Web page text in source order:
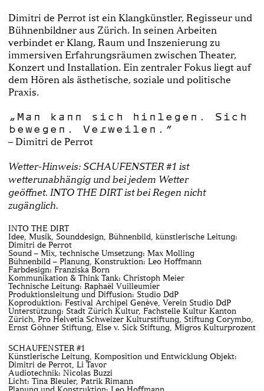
Dimitri de Perrot ist ein Klangkünstler, Regisseur und
Bühnenbildner aus Zürich. In seinen Arbeiten
verbindet er Klang, Raum und Inszenierung zu
immersiven Erfahrungsräumen zwischen Theater,
Konzert und Installation. Ein zentraler Fokus liegt auf
dem Hören als ästhetische, soziale und politische
Praxis.
„Man kann sich hinlegen. Sich
bewegen. Verweilen.“
– Dimitri de Perrot
Wetter-Hinweis: SCHAUFENSTER #1 ist
wetterunabhängig und bei jedem Wetter
geöffnet. INTO THE DIRT ist bei Regen nicht
zugänglich.
INTO THE DIRT
Idee, Musik, Sounddesign, Bühnenbild, künstlerische Leitung:
Dimitri de Perrot
Sound – Mix, technische Umsetzung: Max Molling
Bühnenbild – Planung, Konstruktion: Leo Hoffmann
Farbdesign: Franziska Born
Kommunikation & Think Tank: Christoph Meier
Technische Leitung: Raphaël Vuilleumier
Produktionsleitung und Diffusion: Studio DdP
Koproduktion: Festival Archipel Genève, Verein Studio DdP
Unterstützung: Stadt Zürich Kultur, Fachstelle Kultur Kanton
Zürich, Pro Helvetia Schweizer Kulturstiftung, Stiftung Corymbo,
Ernst Göhner Stiftung, Else v. Sick Stiftung, Migros Kulturprozent
SCHAUFENSTER #1
Künstlerische Leitung, Komposition und Entwicklung Objekt:
Dimitri de Perrot, Li Tavor
Audiotechnik: Nicolas Buzzi
Licht: Tina Bleuler, Patrik Rimann
Planung und Konstruktion: Leo Hoffmann